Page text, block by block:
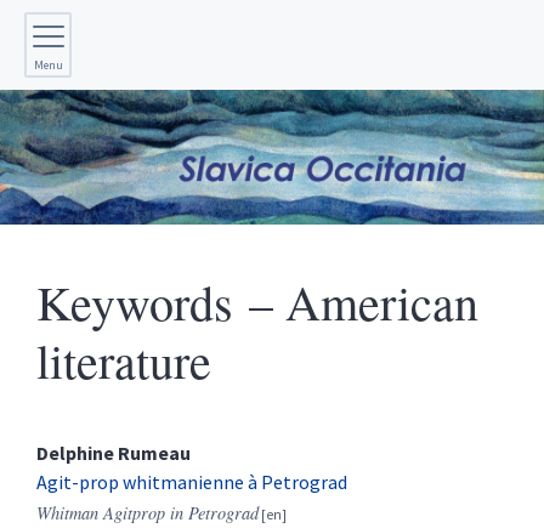
Menu
Keywords – American
literature
Delphine Rumeau
Agit-prop whitmanienne à Petrograd
Whitman Agitprop in Petrograd